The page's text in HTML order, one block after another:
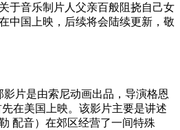
于音乐制片人父亲百般阻挠自己女
中国上映，后续将会陆续更新，敬
片是由索尼动画出品，导演格恩
在美国上映。该影片主要是讲述
配音）在郊区经营了一间特殊